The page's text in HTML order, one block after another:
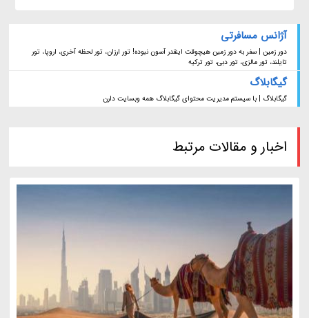
آژانس مسافرتی
دور زمین | سفر به دور زمین هیچوقت اینقدر آسون نبوده! تور ارزان، تور لحظه آخری، اروپا، تور
تایلند، تور مالزی، تور دبی، تور ترکیه
گیگابلاگ
گیگابلاگ | با سیستم مدیریت محتوای گیگابلاگ همه وبسایت دارن
اخبار و مقالات مرتبط